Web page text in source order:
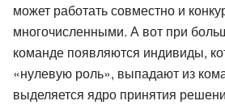
может работать совместно и
многочисленными. А вот при
команде появляются индивиды,
«нулевую роль», выпадают из
выделяется ядро принятия